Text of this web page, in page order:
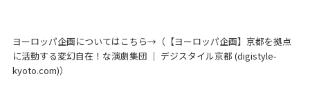
ヨーロッパ企画についてはこちら→（ 【ヨーロッパ企画】京都を拠点
に活動する変幻自在！な演劇集団 ｜ デジスタイル京都 (digistyle-
kyoto.com)）